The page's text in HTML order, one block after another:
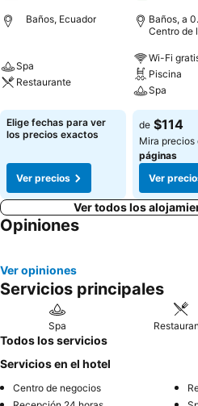
Baños, Ecuador
Spa
Restaurante
Elige fechas para ver
los precios exactos
Ver precios
Baños, a
Centro de
Wi-Fi
Piscina
Spa
de $114
Mira precios
páginas
Ver
Ver todos los
Opiniones
Ver opiniones
Servicios principales
Spa
Todos los servicios
Servicios en el hotel
Centro de negocios